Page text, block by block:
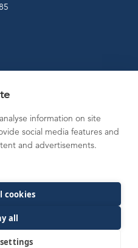
Medlemskap
Aktuellt
Kontakt
information on site
social media features and
and advertisements.
cookies
all